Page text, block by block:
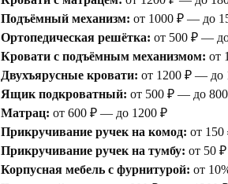
Подъёмный механизм: от 1000 ₽ — до
Ортопедическая решётка: от 500 ₽ —
Кровати с подъёмным механизмом: от
Двухъярусные кровати: от 1200 ₽ — до
Ящик подкроватный: от 500 ₽ — до
Матрац: от 600 ₽ — до 1200 ₽
Прикручивание ручек на комод: от
Прикручивание ручек на тумбу: от 50
Корпусная мебель с фурнитурой: от